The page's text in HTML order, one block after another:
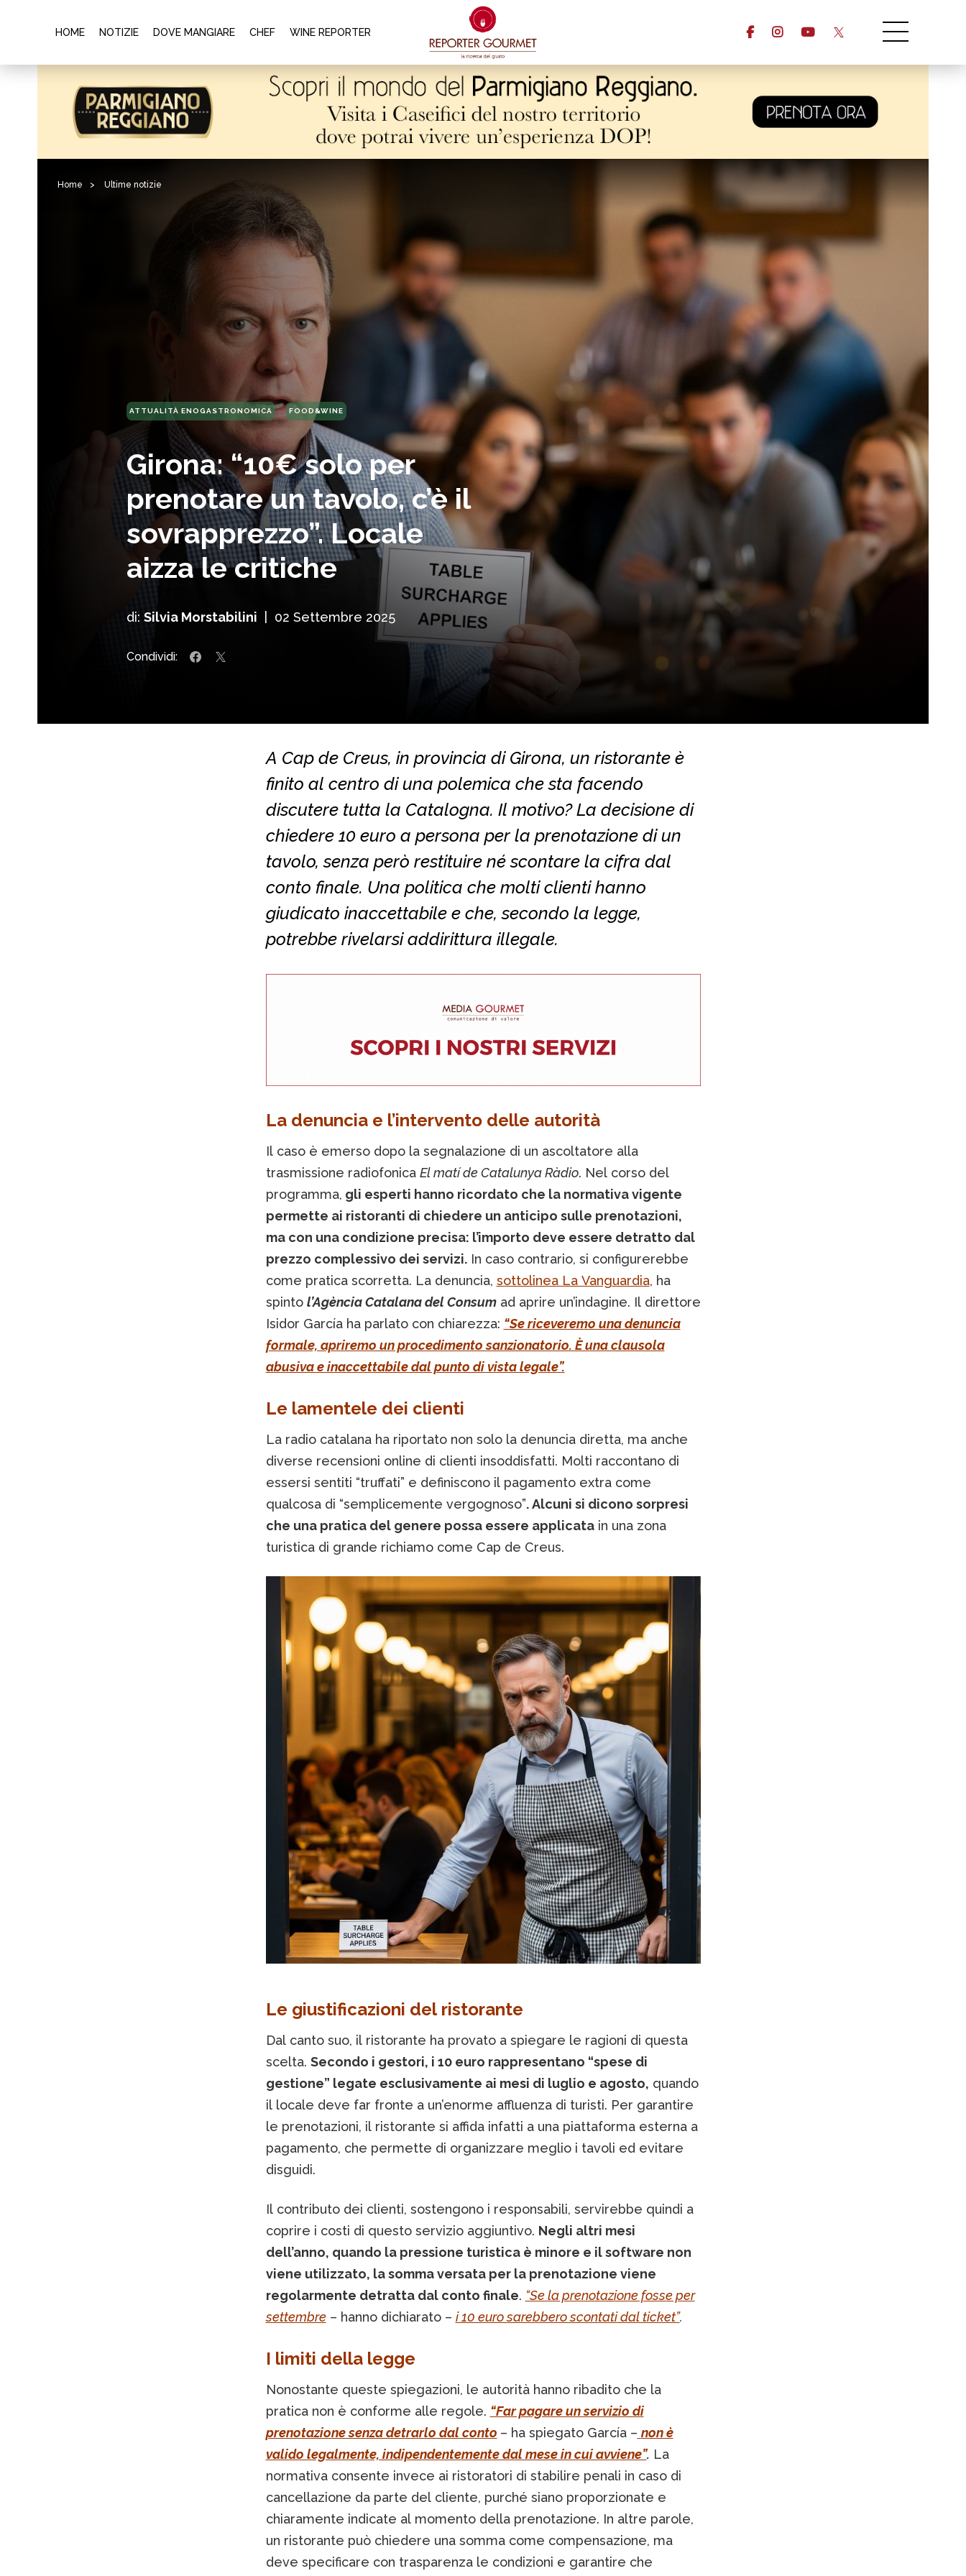
HOME NOTIZIE DOVE MANGIARE CHEF WINE REPORTER
Home > Ultime notizie
ATTUALITÀ ENOGASTRONOMICA FOOD&WINE
Girona: “10€ solo per
prenotare un tavolo, c’è il
sovrapprezzo”. Locale
aizza le critiche
di: Silvia Morstabilini 02 Settembre 2025
Condividi:
A Cap de Creus, in provincia di Girona, un ristorante è
finito al centro di una polemica che sta facendo
discutere tutta la Catalogna. Il motivo? La decisione di
chiedere 10 euro a persona per la prenotazione di un
tavolo, senza però restituire né scontare la cifra dal
conto finale. Una politica che molti clienti hanno
giudicato inaccettabile e che, secondo la legge,
potrebbe rivelarsi addirittura illegale.
La denuncia e l’intervento delle autorità
Il caso è emerso dopo la segnalazione di un ascoltatore alla
trasmissione radiofonica El matí de Catalunya Ràdio. Nel corso del
programma, gli esperti hanno ricordato che la normativa vigente
permette ai ristoranti di chiedere un anticipo sulle prenotazioni,
ma con una condizione precisa: l’importo deve essere detratto dal
prezzo complessivo dei servizi.In caso contrario, si configurerebbe
come pratica scorretta. La denuncia, sottolinea La Vanguardia, ha
spinto l’Agència Catalana del Consumad aprire un’indagine. Il direttore
Isidor García ha parlato con chiarezza: “Se riceveremo una denuncia
formale, apriremo un procedimento sanzionatorio. È una clausola
abusiva e inaccettabile dal punto di vista legale”.
Le lamentele dei clienti
La radio catalana ha riportato non solo la denuncia diretta, ma anche
diverse recensioni online di clienti insoddisfatti. Molti raccontano di
essersi sentiti “truffati” e definiscono il pagamento extra come
qualcosa di “semplicemente vergognoso”. Alcuni si dicono sorpresi
che una pratica del genere possa essere applicatain una zona
turistica di grande richiamo come Cap de Creus.
Le giustificazioni del ristorante
Dal canto suo, il ristorante ha provato a spiegare le ragioni di questa
scelta. Secondo i gestori, i 10 euro rappresentano “spese di
gestione” legate esclusivamente ai mesi di luglio e agosto, quando
il locale deve far fronte a un’enorme affluenza di turisti. Per garantire
le prenotazioni, il ristorante si affida infatti a una piattaforma esterna a
pagamento, che permette di organizzare meglio i tavoli ed evitare
disguidi.
Il contributo dei clienti, sostengono i responsabili, servirebbe quindi a
coprire i costi di questo servizio aggiuntivo. Negli altri mesi
dell’anno, quando la pressione turistica è minore e il software non
viene utilizzato, la somma versata per la prenotazione viene
regolarmente detratta dal conto finale. “Se la prenotazione fosse per
settembre– hanno dichiarato – i 10 euro sarebbero scontati dal ticket”.
I limiti della legge
Nonostante queste spiegazioni, le autorità hanno ribadito che la
pratica non è conforme alle regole. “Far pagare un servizio di
prenotazione senza detrarlo dal conto – ha spiegato García – non è
valido legalmente, indipendentemente dal mese in cui avviene”. La
normativa consente invece ai ristoratori di stabilire penali in caso di
cancellazione da parte del cliente, purché siano proporzionate e
chiaramente indicate al momento della prenotazione. In altre parole,
un ristorante può chiedere una somma come compensazione, ma
deve specificare con trasparenza le condizioni e garantire che